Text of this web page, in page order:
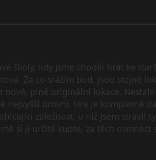
školy, kdy jsme chodili hrát ke
Za co srážím bod, jsou stejné
plně originální lokace.
nejvyšší úrovni. Hra je kompletně
záležitost, u níž jsem strávil
si ji určitě kupte, za těch